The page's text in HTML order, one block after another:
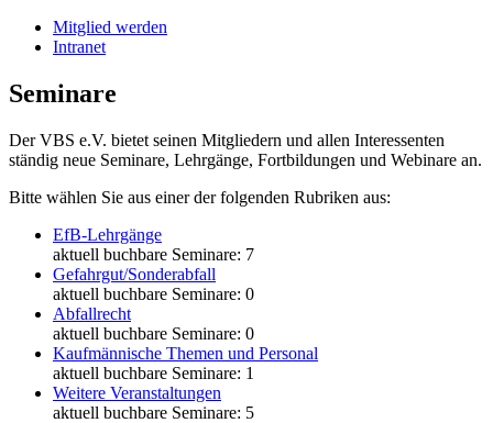
Mitglied werden
Intranet
Seminare
Der VBS e.V. bietet seinen Mitgliedern und allen Interessenten
ständig neue Seminare, Lehrgänge, Fortbildungen und Webinare an.
Bitte wählen Sie aus einer der folgenden Rubriken aus:
EfB-Lehrgänge
aktuell buchbare Seminare: 7
Gefahrgut/Sonderabfall
aktuell buchbare Seminare: 0
Abfallrecht
aktuell buchbare Seminare: 0
Kaufmännische Themen und Personal
aktuell buchbare Seminare: 1
Weitere Veranstaltungen
aktuell buchbare Seminare: 5